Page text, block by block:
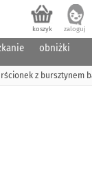
obniżki
z bursztynem